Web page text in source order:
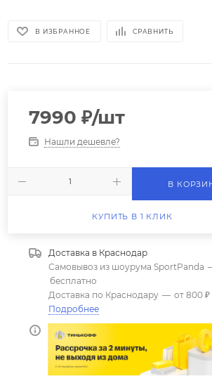
В ИЗБРАННОЕ СРАВНИТЬ
7990 ₽/шт
Нашли дешевле?
В
КУПИТЬ В 1 КЛИК
Доставка в Краснодар
Самовывоз из шоурума SportPanda
бесплатно
Доставка по Краснодару — от 800 ₽
Подробнее